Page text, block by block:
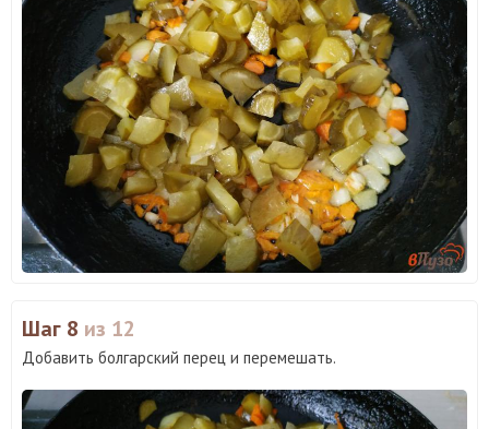
Шаг 8 из 12
Добавить болгарский перец и перемешать.